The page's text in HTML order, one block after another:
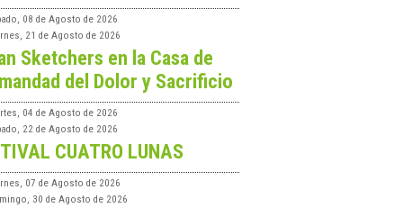
08 de Agosto de 2026
21 de Agosto de 2026
Sketchers en la Casa de
del Dolor y Sacrificio
04 de Agosto de 2026
22 de Agosto de 2026
CUATRO LUNAS
07 de Agosto de 2026
30 de Agosto de 2026